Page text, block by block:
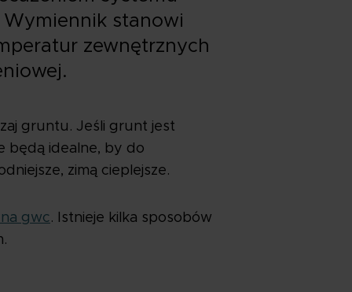
stanowi
zewnętrznych
gruntu. Jeśli grunt jest
będą idealne, by do
zimą cieplejsze.
gwc. Istnieje kilka sposobów